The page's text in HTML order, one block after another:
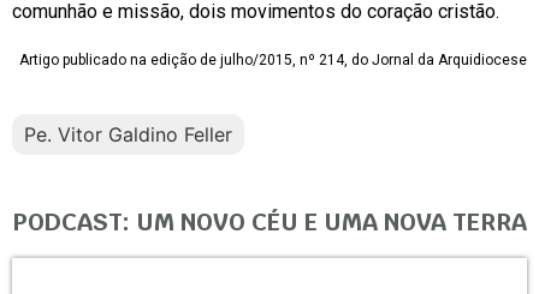
comunhão e missão, dois movimentos do coração cristão.
Artigo publicado na edição de julho/2015, nº 214, do Jornal da Arquidiocese
Pe. Vitor Galdino Feller
PODCAST: UM NOVO CÉU E UMA NOVA TERRA